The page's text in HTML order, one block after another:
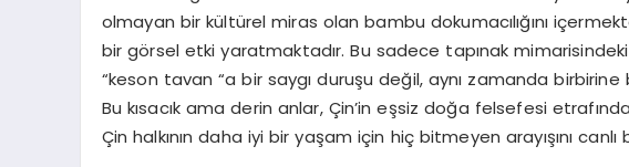
olmayan bir kültürel miras olan bambu dokumacılığını
bir görsel etki yaratmaktadır. Bu sadece tapınak
“keson tavan “a bir saygı duruşu değil, aynı zamanda birbirine
Bu kısacık ama derin anlar, Çin’in eşsiz doğa felsefesi
Çin halkının daha iyi bir yaşam için hiç bitmeyen arayışını